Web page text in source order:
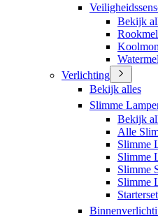
Bekijk
Verlichting
Bekijk alles
Slimme
Bekijk
Alle
Slimme
Slimme
Slimme
Slimme